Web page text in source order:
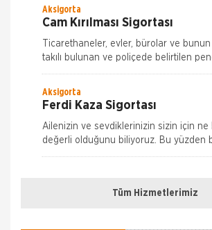
Aksigorta
Cam Kırılması Sigortası
Ticarethaneler, evler, bürolar ve
takılı bulunan ve poliçede belirtilen
kapı, tezgah, raf camları ve aynaların
Aksigorta
Ferdi Kaza Sigortası
Ailenizin ve sevdiklerinizin sizin için ne
değerli olduğunu biliyoruz. Bu yüzden
gelebilecek aksiliklere karşı sizi ve
Hırsızlık SigortasıTüm Hizmetlerimiz
ONLİNE Dask Prim Hesaplama
Trafik Hasarı için Gerekli Bilgiler